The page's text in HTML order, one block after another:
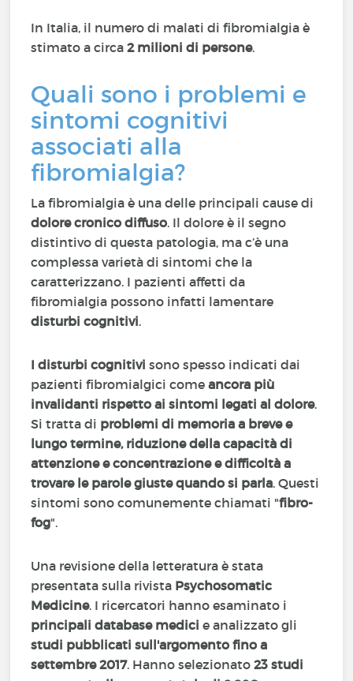
In Italia, il numero di malati di fibromialgia è
stimato a circa2 milioni di persone.
Quali sono i problemi e
sintomi cognitivi
associati alla
fibromialgia?
La fibromialgia è una delle principali cause di
dolore cronico diffuso. Il dolore è il segno
distintivo di questa patologia, ma c’è una
complessa varietà di sintomi che la
caratterizzano. I pazienti affetti da
fibromialgia possono infatti lamentare
disturbi cognitivi.
I disturbi cognitivisono spesso indicati dai
pazienti fibromialgici comeancora più
invalidanti rispetto ai sintomi legati al dolore.
Si tratta di problemi di memoria a breve e
lungo termine, riduzione della capacità di
attenzione e concentrazione e difficoltà a
trovare le parole giuste quando si parla. Questi
sintomi sono comunemente chiamati "fibro-
fog".
Una revisione della letteratura è stata
presentata sulla rivista Psychosomatic
Medicine. I ricercatori hanno esaminato i
principali database medicie analizzato gli
studi pubblicati sull'argomento fino a
settembre 2017. Hanno selezionato23 studi